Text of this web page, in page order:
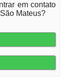
em contato
Mateus?